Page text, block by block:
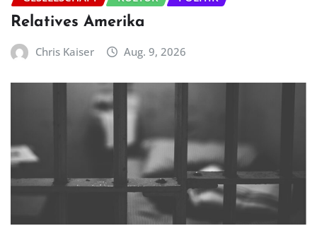
Relatives Amerika
Chris Kaiser Aug. 9, 2026